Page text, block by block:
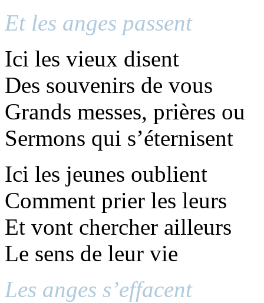
Et les anges passent
Ici les vieux disent
Des souvenirs de vous
Grands messes, prières ou
Sermons qui s’éternisent
Ici les jeunes oublient
Comment prier les leurs
Et vont chercher ailleurs
Le sens de leur vie
Les anges s’effacent